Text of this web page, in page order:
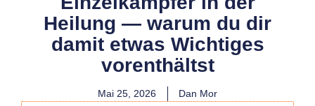
Heilung — warum du dir
damit etwas Wichtiges
vorenthältst
Mai 25, 2026 Dan Mor